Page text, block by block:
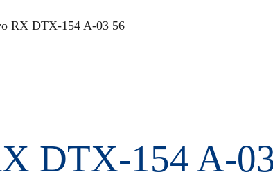
RX DTX-154 A-03 56
DTX-154 A-